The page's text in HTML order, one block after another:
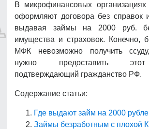
В микрофинансовых организациях
оформляют договора без справок
выдавая займы на 2000 руб.
имущества и страховок. Конечно,
МФК невозможно получить
нужно предоставить
подтверждающий гражданство РФ.
Содержание статьи:
Где выдают займ на 2000
Займы безработным с плохой